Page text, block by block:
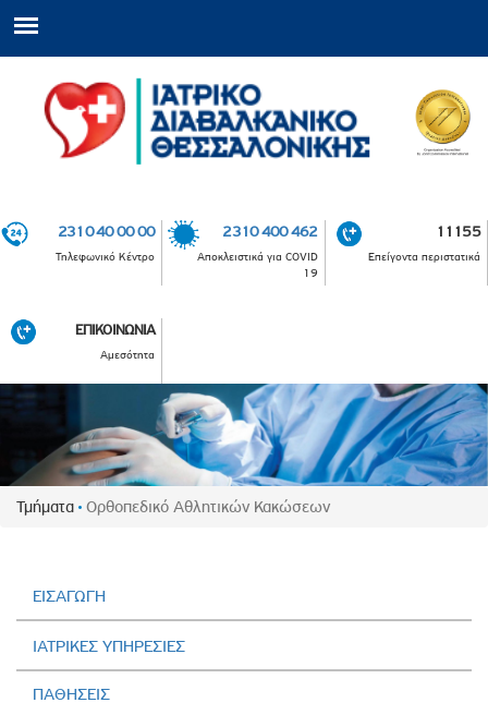
2310 40 00 00
Τηλεφωνικό Κέντρο
2310 400 462
Αποκλειστικά για COVID
19
11155
Επείγοντα περιστατικά
ΕΠΙΚΟΙΝΩΝΙΑ
Αμεσότητα
Τμήματα Ορθοπεδικό Αθλητικών Κακώσεων
ΕΙΣΑΓΩΓΗ
ΙΑΤΡΙΚΕΣ ΥΠΗΡΕΣΙΕΣ
ΠΑΘΗΣΕΙΣ